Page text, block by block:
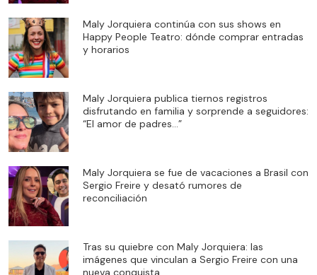
Maly Jorquiera continúa con sus shows en
Happy People Teatro: dónde comprar entradas
y horarios
Maly Jorquiera publica tiernos registros
disfrutando en familia y sorprende a seguidores:
“El amor de padres…”
Maly Jorquiera se fue de vacaciones a Brasil con
Sergio Freire y desató rumores de
reconciliación
Tras su quiebre con Maly Jorquiera: las
imágenes que vinculan a Sergio Freire con una
nueva conquista